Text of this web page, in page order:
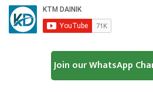
Join our WhatsApp